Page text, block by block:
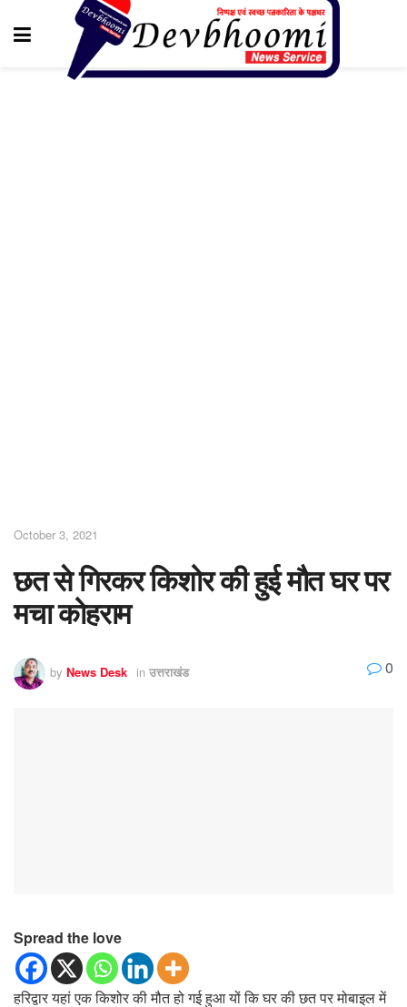
October 3, 2021
छत से गिरकर किशोर की हुई मौत घर पर
मचा कोहराम
by News Desk in उत्तराखंड 0
Spread the love
हरिद्वार यहां एक किशोर की मौत हो गई हुआ यों कि घर की छत पर मोबाइल में